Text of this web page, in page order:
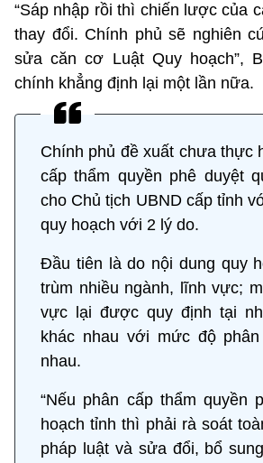
“Sáp nhập rồi thì chiến lược của
thay đổi. Chính phủ sẽ nghiên
sửa căn cơ Luật Quy hoạch”,
chính khẳng định lại một lần nữa.
Chính phủ đề xuất chưa thực
cấp thẩm quyền phê duyệt
cho Chủ tịch UBND cấp tỉnh
quy hoạch với 2 lý do.
Đầu tiên là do nội dung quy
trùm nhiều ngành, lĩnh vực;
vực lại được quy định tại
khác nhau với mức độ
nhau.
“Nếu phân cấp thẩm quyền
hoạch tỉnh thì phải rà soát
pháp luật và sửa đổi, bổ